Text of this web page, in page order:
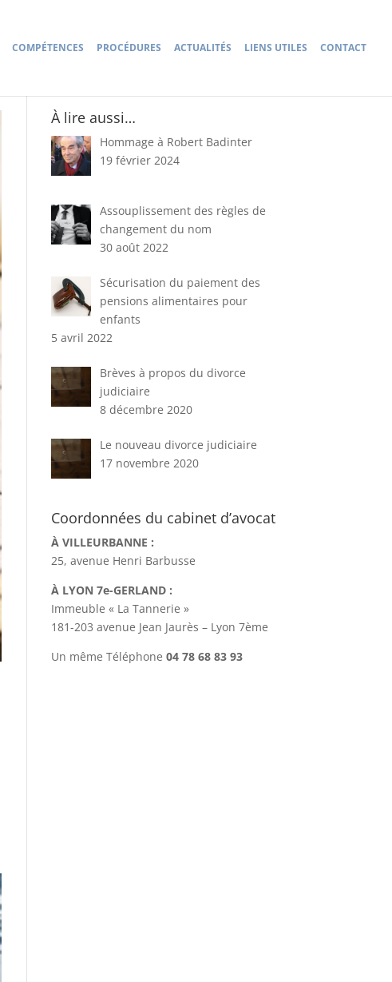
COMPÉTENCES PROCÉDURES ACTUALITÉS LIENS UTILES CONTACT
À lire aussi…
Hommage à Robert Badinter
19 février 2024
Assouplissement des règles de
changement du nom
30 août 2022
Sécurisation du paiement des
pensions alimentaires pour
enfants
5 avril 2022
Brèves à propos du divorce
judiciaire
8 décembre 2020
Le nouveau divorce judiciaire
17 novembre 2020
Coordonnées du cabinet d’avocat
À VILLEURBANNE :
25, avenue Henri Barbusse
À LYON 7e-GERLAND :
Immeuble « La Tannerie »
181-203 avenue Jean Jaurès – Lyon 7ème
Un même Téléphone04 78 68 83 93